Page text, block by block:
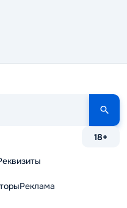
18+
Реклама